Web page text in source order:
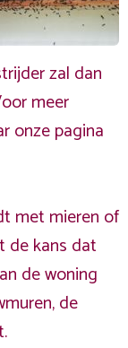
zal dan
meer
onze pagina
met mieren of
de kans dat
de woning
de